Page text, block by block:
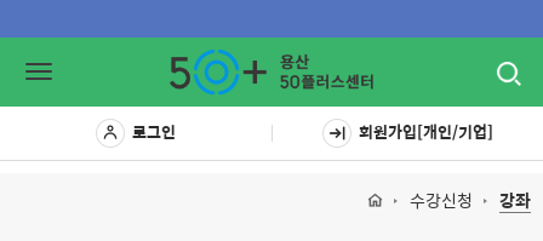
Toggle
로그인 회원가입[개인/기업]
수강신청 강좌